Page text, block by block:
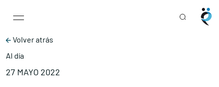
Main Navigation
Volver atrás
Al día
27 MAYO 2022